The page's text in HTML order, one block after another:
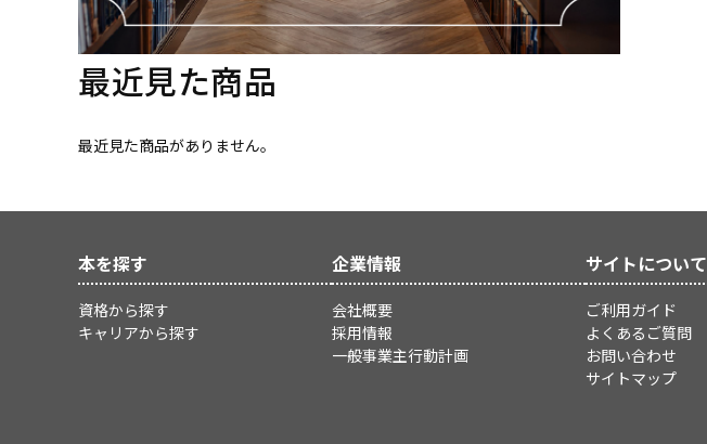
最近見た商品
最近見た商品がありません。
本を探す
資格から探す
キャリアから探す
企業情報
会社概要
採用情報
一般事業主行動計画
サイトについて
ご利用ガイド
よくあるご質問
お問い合わせ
サイトマップ